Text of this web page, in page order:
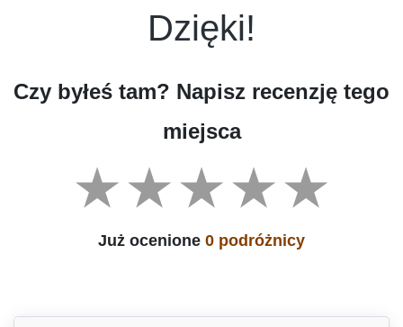
Dzięki!
Czy byłeś tam? Napisz recenzję tego
miejsca
Już ocenione 0 podróżnicy